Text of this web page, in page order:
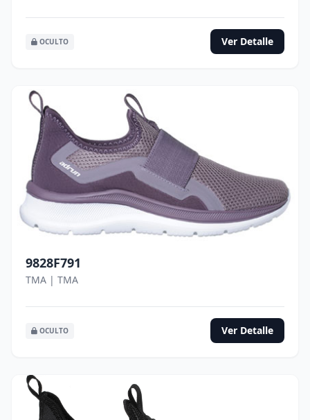
OCULTO Ver Detalle
9828F791
TMA | TMA
OCULTO Ver Detalle